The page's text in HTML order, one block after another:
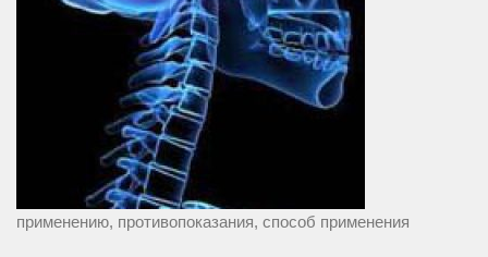
применению, противопоказания, способ применения